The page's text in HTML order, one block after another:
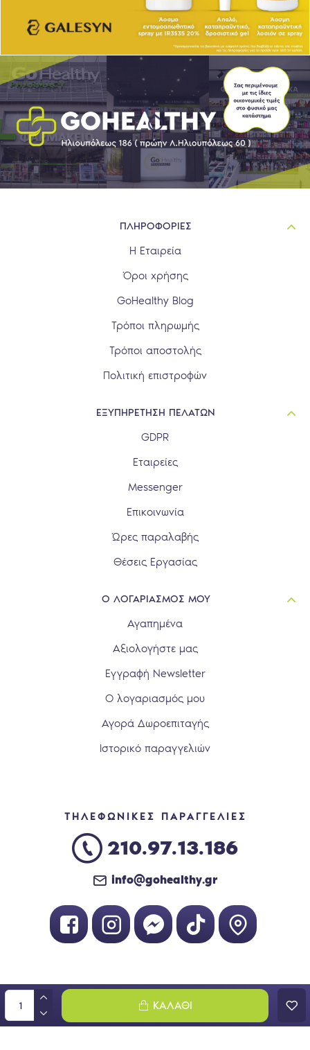
ΚΑΛΆΘΙ
ΠΛΗΡΟΦΟΡΙΕΣ
Η Εταιρεία
Όροι χρήσης
GoHealthy Blog
Τρόποι πληρωμής
Τρόποι αποστολής
Πολιτική επιστροφών
ΕΞΥΠΗΡΕΤΗΣΗ ΠΕΛΑΤΩΝ
GDPR
Εταιρείες
Messenger
Επικοινωνία
Ώρες παραλαβής
Θέσεις Εργασίας
Ο ΛΟΓΑΡΙΑΣΜΟΣ ΜΟΥ
Αγαπημένα
Αξιολογήστε μας
Εγγραφή Newsletter
Ο λογαριασμός μου
Αγορά Δωροεπιταγής
Ιστορικό παραγγελιών
ΤΗΛΕΦΩΝΙΚΕΣ ΠΑΡΑΓΓΕΛΙΕΣ
210.97.13.186
info@gohealthy.gr